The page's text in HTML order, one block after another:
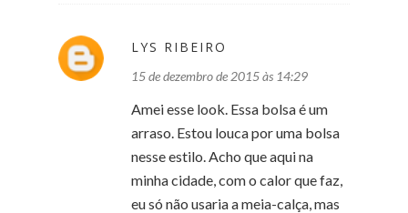
LYS RIBEIRO
15 de dezembro de 2015 às 14:29
Amei esse look. Essa bolsa é um
arraso. Estou louca por uma bolsa
nesse estilo. Acho que aqui na
minha cidade, com o calor que faz,
eu só não usaria a meia-calça, mas